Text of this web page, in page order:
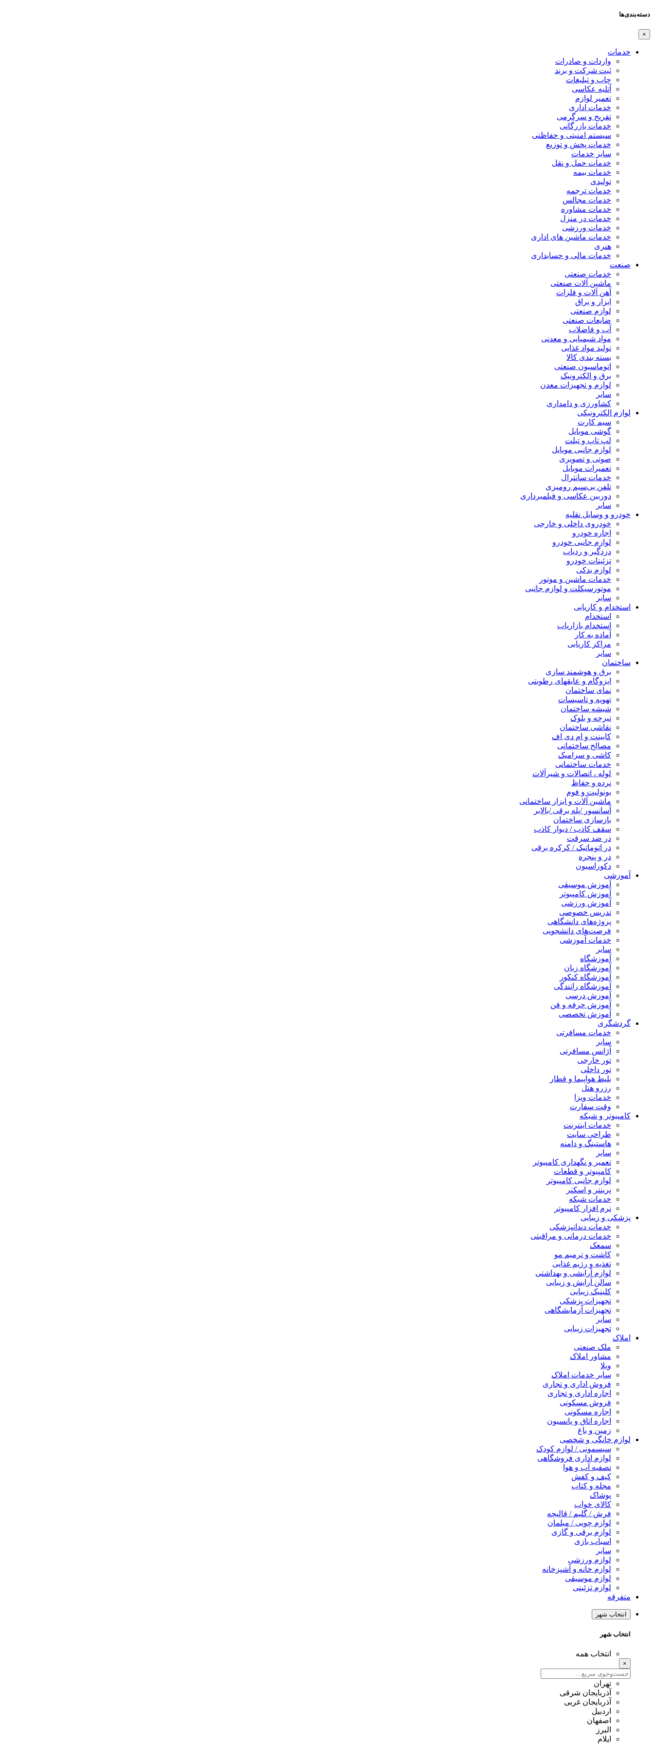
دسته‌بندی‌ها
×
خدمات
واردات و صادرات
ثبت شرکت و برند
چاپ و تبلیغات
آتلیه عکاسی
تعمیر لوازم
خدمات اداری
تفریح و سرگرمی
خدمات بازرگانی
سیستم امنیتی و حفاظتی
خدمات پخش و توزیع
سایر خدمات
خدمات حمل و نقل
خدمات بیمه
تولیدی
خدمات ترجمه
خدمات مجالس
خدمات مشاوره
خدمات در منزل
خدمات ورزشی
خدمات ماشین های اداری
هنری
خدمات مالی و حسابداری
صنعت
خدمات صنعتی
ماشین آلات صنعتی
آهن آلات و فلزات
ابزار و یراق
لوازم صنعتی
ضایعات صنعتی
آب و فاضلاب
مواد شیمیایی و معدنی
تولید مواد غذایی
بسته بندی کالا
اتوماسیون صنعتی
برق و الکترونیک
لوازم و تجهیزات معدن
سایر
کشاورزی و دامداری
لوازم الکترونیکی
سیم کارت
گوشی موبایل
لپ تاپ و تبلت
لوازم جانبی موبایل
صوتی و تصویری
تعمیرات موبایل
خدمات سانترال
تلفن بی‌سیم رومیزی
دوربین عکاسی و فیلمبرداری
سایر
خودرو و وسایل نقلیه
خودروی داخلی و خارجی
اجاره خودرو
لوازم جانبی خودرو
دزدگیر و ردیاب
تزئینات خودرو
لوازم یدکی
خدمات ماشین و موتور
موتورسیکلت و لوازم جانبی
سایر
استخدام و کاریابی
استخدام
استخدام بازاریاب
آماده به کار
مراکز کاریابی
سایر
ساختمان
برق و هوشمند سازی
ایزوگام و عایقهای رطوبتی
نمای ساختمان
تهویه و تاسیسات
شیشه ساختمان
تیرچه و بلوک
نقاشی ساختمان
کابینت و ام دی اف
مصالح ساختمانی
کاشی و سرامیک
خدمات ساختمانی
لوله ، اتصالات و شیرآلات
نرده و حفاظ
یونولیت و فوم
ماشین آلات و ابزار ساختمانی
آسانسور /پله برقی /بالابر
بازسازی ساختمان
سقف کاذب / دیوار کاذب
در ضد سرقت
در اتوماتیک / کرکره برقی
در و پنجره
دکوراسیون
آموزشی
آموزش موسیقی
آموزش کامپیوتر
آموزش ورزشی
تدریس خصوصی
پروژه‌های دانشگاهی
فرصت‌های دانشجویی
خدمات آموزشی
سایر
آموزشگاه
آموزشگاه زبان
آموزشگاه کنکور
آموزشگاه رانندگی
آموزش درسی
آموزش حرفه و فن
آموزش تخصصی
گردشگری
خدمات مسافرتی
سایر
آژانس مسافرتی
تور خارجی
تور داخلی
بلیط هواپیما و قطار
رزرو هتل
خدمات ویزا
وقت سفارت
کامپیوتر و شبکه
خدمات اینترنت
طراحی سایت
هاستینگ و دامنه
سایر
تعمیر و نگهداری کامپیوتر
کامپیوتر و قطعات
لوازم جانبی کامپیوتر
پرینتر و اسکنر
خدمات شبکه
نرم افزار کامپیوتر
پزشکی و زیبایی
خدمات دندانپزشکی
خدمات درمانی و مراقبتی
سمعک
کاشت و ترمیم مو
تغذیه و رژیم غذایی
لوازم آرایشی و بهداشتی
سالن آرایش و زیبایی
کلینیک زیبایی
تجهیزات پزشکی
تجهیزات آزمایشگاهی
سایر
تجهیزات زیبایی
املاک
ملک صنعتی
مشاور املاک
ویلا
سایر خدمات املاک
فروش اداری و تجاری
اجاره اداری و تجاری
فروش مسکونی
اجاره مسکونی
اجاره اتاق و پانسیون
زمین و باغ
لوازم خانگی و شخصی
سیسمونی / لوازم کودک
لوازم اداری فروشگاهی
تصفیه آب و هوا
کیف و کفش
مجله و کتاب
پوشاک
کالای خواب
فرش / گلیم / قالیچه
لوازم چوبی / مبلمان
لوازم برقی و گازی
اسباب بازی
سایر
لوازم ورزشی
لوازم خانه و آشپزخانه
لوازم موسیقی
لوازم تزئینی
متفرقه
انتخاب شهر
انتخاب شهر
انتخاب همه
×
تهران
آذربایجان شرقی
آذربایجان غربی
اردبیل
اصفهان
البرز
ایلام